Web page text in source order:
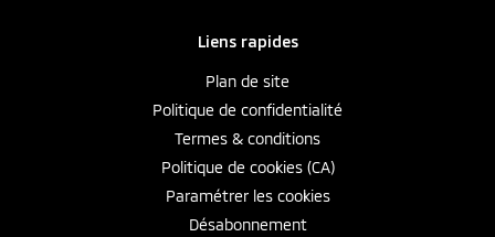
Liens rapides
Plan de site
Politique de confidentialité
Termes & conditions
Politique de cookies (CA)
Paramétrer les cookies
Désabonnement